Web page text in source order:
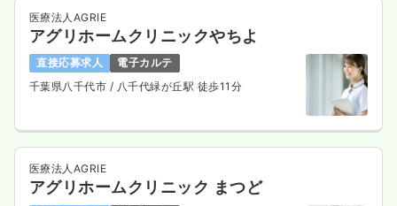
医療法人AGRIE
アグリホームクリニックやちよ
直接応募求人
電子カルテ
千葉県八千代市 / 八千代緑が丘駅 徒歩11分
医療法人AGRIE
アグリホームクリニック まつど